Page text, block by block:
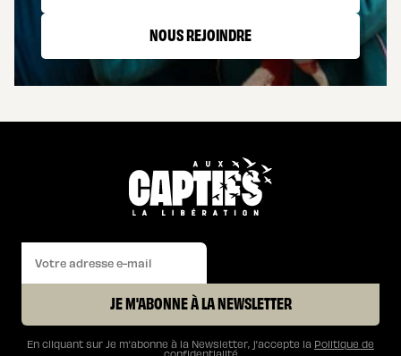
NOUS REJOINDRE
JE M'ABONNE À LA NEWSLETTER
En cliquant sur Je m’abonne à la Newsletter, j’accepte la Politique de
confidentialité